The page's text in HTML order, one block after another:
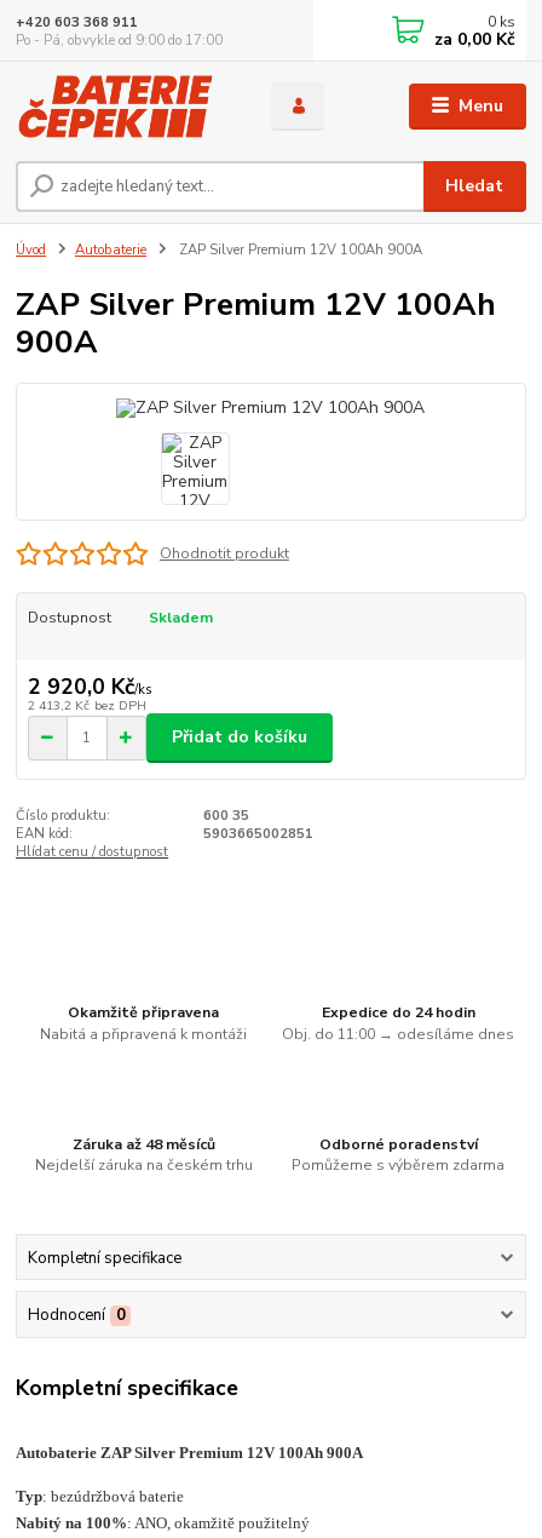
Menu
Hledat
+420 603 368 911
Po - Pá, obvykle od 9:00 do 17:00
0 ks
za 0,00 Kč
Úvod Autobaterie ZAP Silver Premium 12V 100Ah 900A
ZAP Silver Premium 12V 100Ah
900A
Ohodnotit produkt
Dostupnost Skladem
2 920,0 Kč/ks
2 413,2 Kč bez DPH
Přidat do košíku
Číslo produktu:
600 35
EAN kód:
5903665002851
Hlídat cenu / dostupnost
Okamžitě připravena
Nabitá a připravená k montáži
Expedice do 24 hodin
Obj. do 11:00 → odesíláme dnes
Záruka až 48 měsíců
Nejdelší záruka na českém trhu
Odborné poradenství
Pomůžeme s výběrem zdarma
Kompletní specifikace
Hodnocení 0
Kompletní specifikace
Autobaterie ZAP Silver Premium 12V 100Ah 900A
Typ: bezúdržbová baterie
Nabitý na 100%: ANO, okamžitě použitelný